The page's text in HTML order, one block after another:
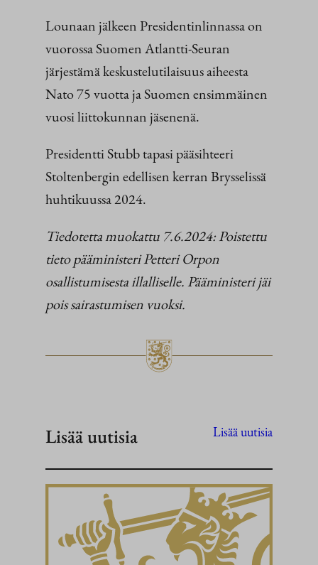
Lounaan jälkeen Presidentinlinnassa on
vuorossa Suomen Atlantti-Seuran
järjestämä keskustelutilaisuus aiheesta
Nato 75 vuotta ja Suomen ensimmäinen
vuosi liittokunnan jäsenenä.
Presidentti Stubb tapasi pääsihteeri
Stoltenbergin edellisen kerran Brysselissä
huhtikuussa 2024.
Tiedotetta muokattu 7.6.2024: Poistettu
tieto pääministeri Petteri Orpon
osallistumisesta illalliselle. Pääministeri jäi
pois sairastumisen vuoksi.
Lisää uutisia Lisää uutisia